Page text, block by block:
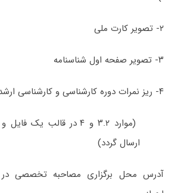
۲- تصویر کارت ملی
۳- تصویر صفحه اول شناسنامه
۴- ریز نمرات دوره کارشناسی و کارشناسی ارشد
ارسال گردد)
آدرس محل برگزاری مصاحبه تخصصی